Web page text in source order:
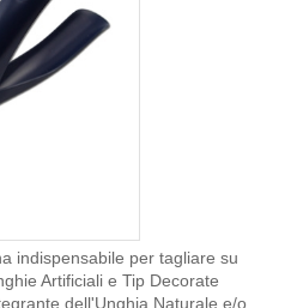
indispensabile per tagliare su
Artificiali e Tip Decorate
dell'Unghia Naturale e/o